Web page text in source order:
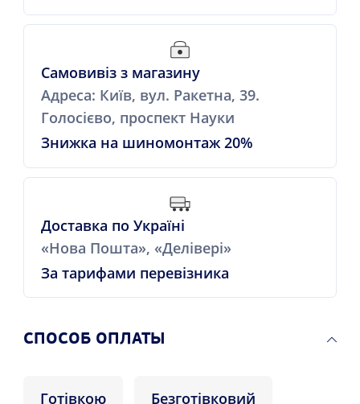
Самовивіз з магазину
Адреса: Київ, вул. Ракетна, 39.
Голосієво, проспект Науки
Знижка на шиномонтаж 20%
Доставка по Україні
«Нова Пошта», «Делівері»
За тарифами перевізника
CПОСОБ ОПЛАТЫ
Готівкою Безготівковий